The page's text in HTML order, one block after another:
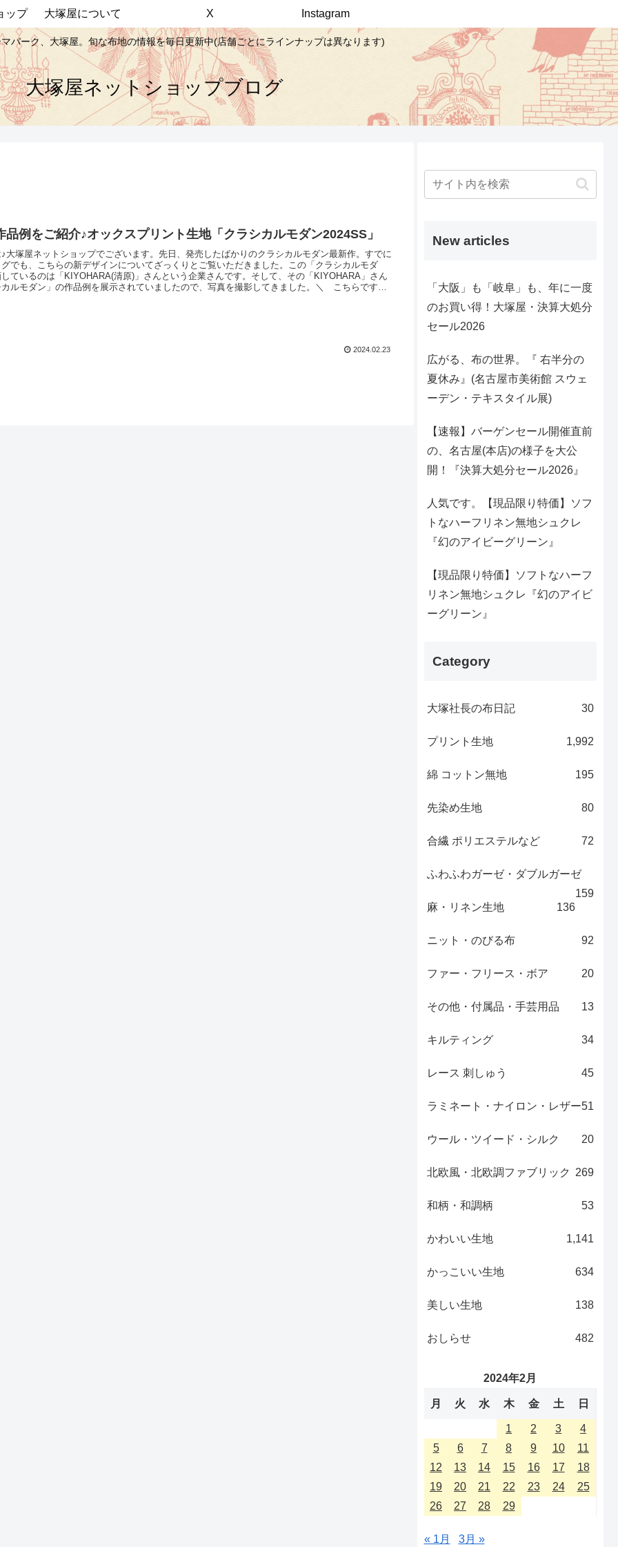
パーク、大塚屋。旬な布地の情報を毎日更新中(店舗ごとにラインナップは異なります)
大塚屋ネットショップブログ
ップ 大塚屋について X Instagram
品例をご紹介♪オックスプリント生地「クラシカルモダン2024SS」
大塚屋ネットショップでございます。先日、発売したばかりのクラシカルモダン最新作。すでに
でも、こちらの新デザインについてざっくりとご覧いただきました。この「クラシカルモダ
ているのは「KIYOHARA(清原)」さんという企業さんです。そして、その「KIYOHARA」さん
ルモダン」の作品例を展示されていましたので、写真を撮影してきました。＼ こちらです
2024.02.23
New articles
「大阪」も「岐阜」も、年に一度
のお買い得！大塚屋・決算大処分
セール2026
広がる、布の世界。『 右半分の
夏休み』(名古屋市美術館 スウェ
ーデン・テキスタイル展)
【速報】バーゲンセール開催直前
の、名古屋(本店)の様子を大公
開！『決算大処分セール2026』
人気です。【現品限り特価】ソフ
トなハーフリネン無地シュクレ
『幻のアイビーグリーン』
【現品限り特価】ソフトなハーフ
リネン無地シュクレ『幻のアイビ
ーグリーン』
Category
大塚社長の布日記 30
プリント生地 1,992
綿 コットン無地 195
先染め生地 80
合繊 ポリエステルなど 72
ふわふわガーゼ・ダブルガーゼ
159
麻・リネン生地
136
ニット・のびる布 92
ファー・フリース・ボア 20
その他・付属品・手芸用品 13
キルティング 34
レース 刺しゅう 45
ラミネート・ナイロン・レザー51
ウール・ツイード・シルク 20
北欧風・北欧調ファブリック 269
和柄・和調柄 53
かわいい生地 1,141
かっこいい生地 634
美しい生地 138
おしらせ 482
2024年2月
月 火 水 木 金 土 日
1 2 3
4
5
6 7 8 9 10
11
12
13 14 15 16 17
18
19
20 21 22 23 24
25
26
27 28 29
« 1月 3月 »